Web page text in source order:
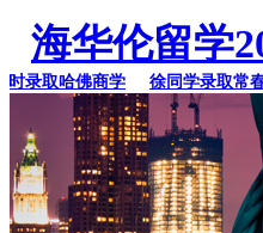
海华伦留学
取哈佛商学 徐同学录取常春藤